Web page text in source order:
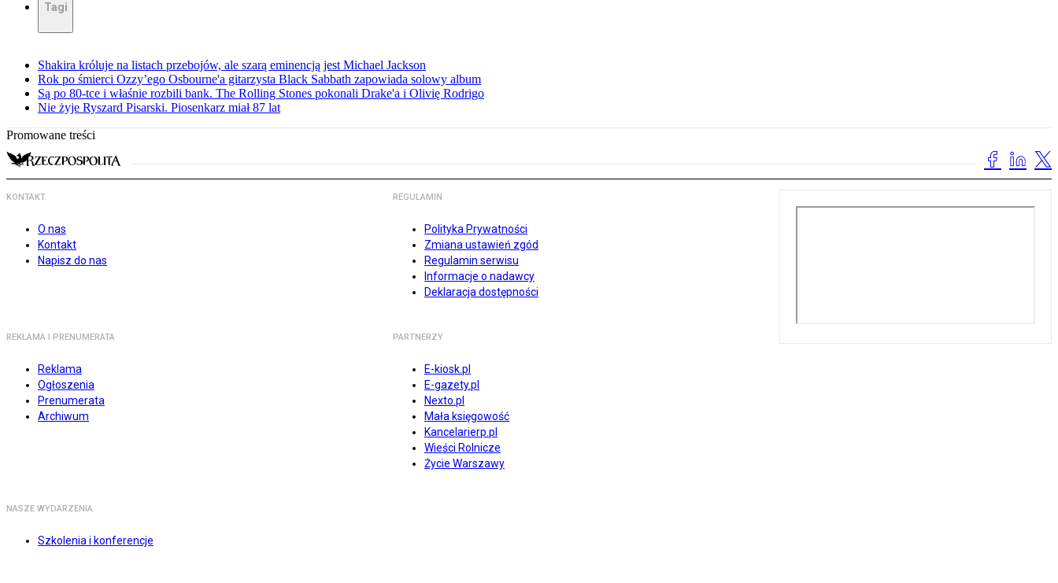
Tagi
Shakira króluje na listach przebojów, ale szarą eminencją jest Michael Jackson
Rok po śmierci Ozzy’ego Osbourne'a gitarzysta Black Sabbath zapowiada solowy album
Są po 80-tce i właśnie rozbili bank. The Rolling Stones pokonali Drake'a i Olivię Rodrigo
Nie żyje Ryszard Pisarski. Piosenkarz miał 87 lat
Promowane treści
KONTAKT
O nas
Kontakt
Napisz do nas
REGULAMIN
Polityka Prywatności
Zmiana ustawień zgód
Regulamin serwisu
Informacje o nadawcy
Deklaracja dostępności
REKLAMA I PRENUMERATA
Reklama
Ogłoszenia
Prenumerata
Archiwum
PARTNERZY
E-kiosk.pl
E-gazety.pl
Nexto.pl
Mała księgowość
Kancelarierp.pl
Wieści Rolnicze
Życie Warszawy
NASZE WYDARZENIA
Szkolenia i konferencje